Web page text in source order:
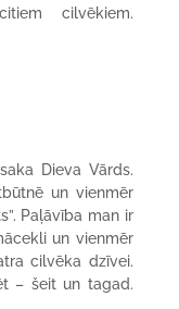
cilvēkiem.
Dieva Vārds.
un vienmēr
Paļāvība man ir
un vienmēr
cilvēka dzīvei.
– šeit un tagad.